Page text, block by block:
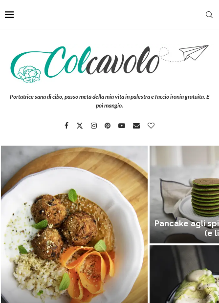
Portatrice sana di cibo, passo metà della mia vita in palestra e faccio ironia gratuita. E
poi mangio.
Pancake agli
(e